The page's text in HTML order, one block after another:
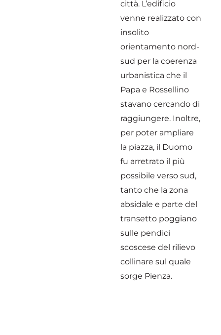
città. L’edificio
venne realizzato con
insolito
orientamento nord-
sud per la coerenza
urbanistica che il
Papa e Rossellino
stavano cercando di
raggiungere. Inoltre,
per poter ampliare
la piazza, il Duomo
fu arretrato il più
possibile verso sud,
tanto che la zona
absidale e parte del
transetto poggiano
sulle pendici
scoscese del rilievo
collinare sul quale
sorge Pienza.